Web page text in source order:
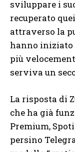
sviluppare i
recuperato
attraverso la
hanno iniziato
più
serviva un
La risposta di
che ha già
Premium,
persino